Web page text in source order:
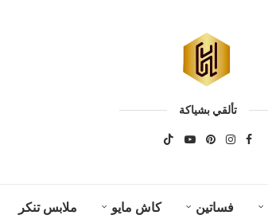
تألقي بشياكة
فساتين كاش مايو ملابس تنكر